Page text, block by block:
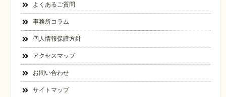
よくあるご質問
事務所コラム
個人情報保護方針
アクセスマップ
お問い合わせ
サイトマップ